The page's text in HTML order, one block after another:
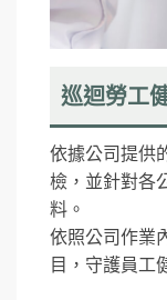
巡迴勞工
依據公司提供
檢，並針對各
料。
依照公司作業
目，守護員工